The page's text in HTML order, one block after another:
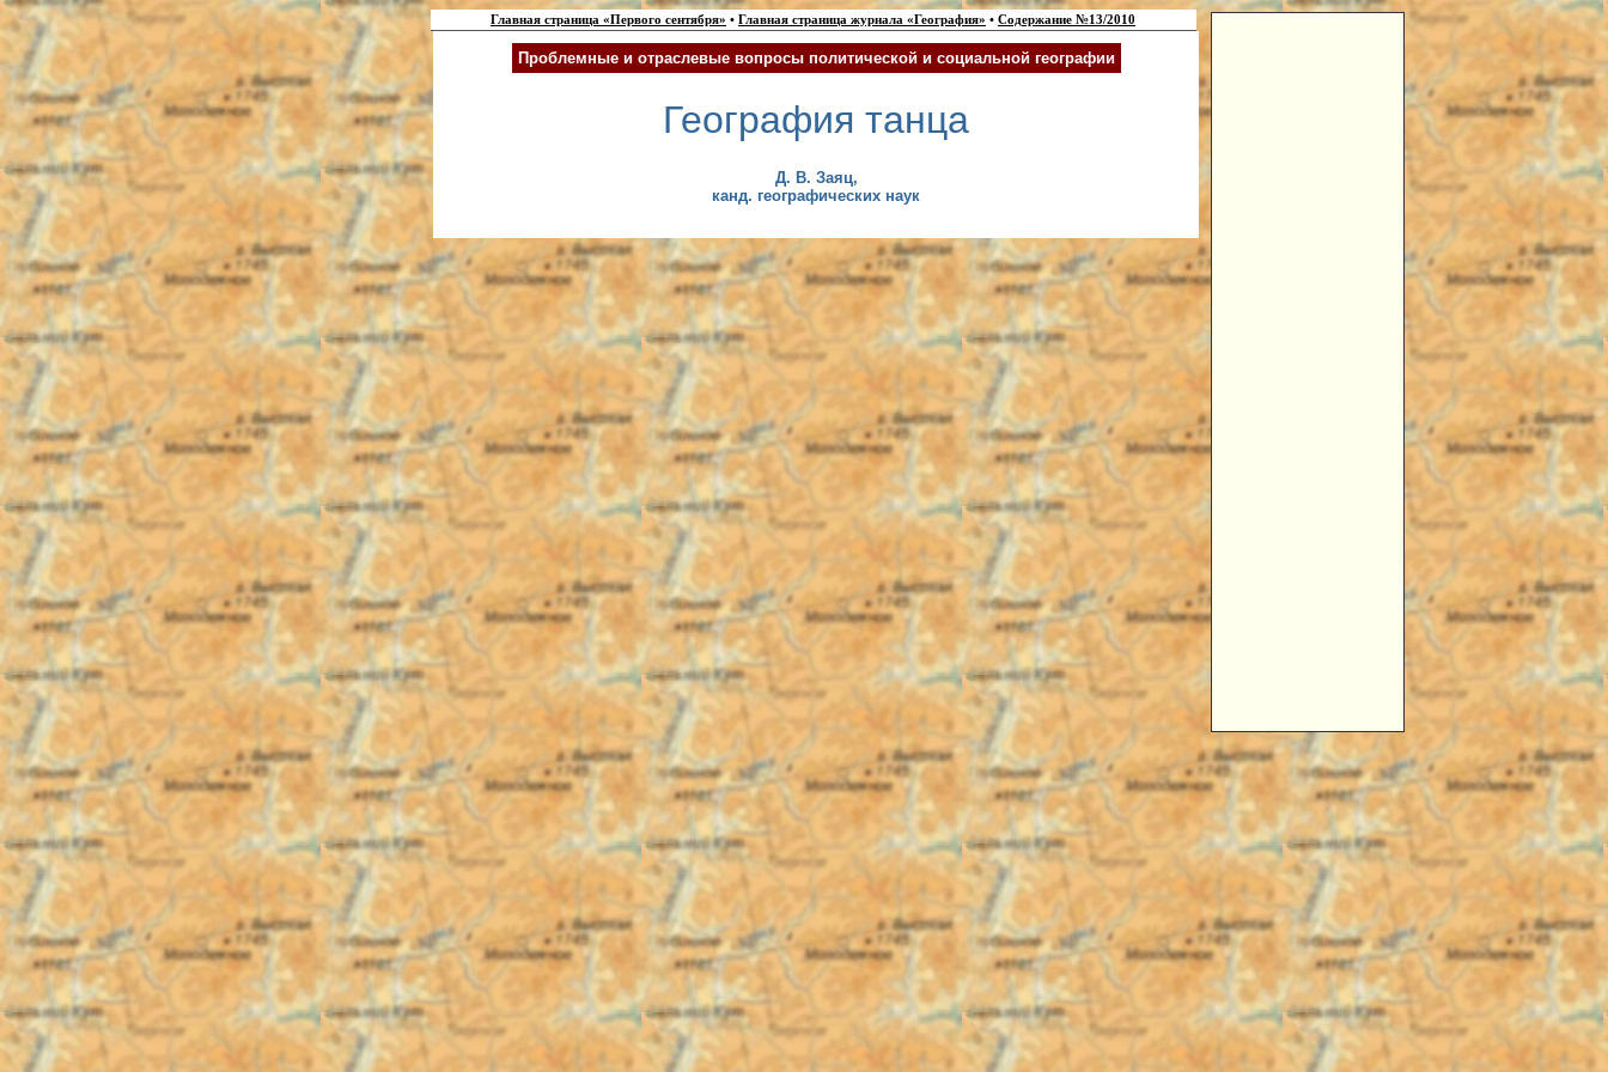
Главная страница «Первого сентября» • Главная страница журнала «География» • Содержание №13/2010
Проблемные и отраслевые вопросы политической и социальной географии
География танца
Д. В. Заяц,
канд. географических наук